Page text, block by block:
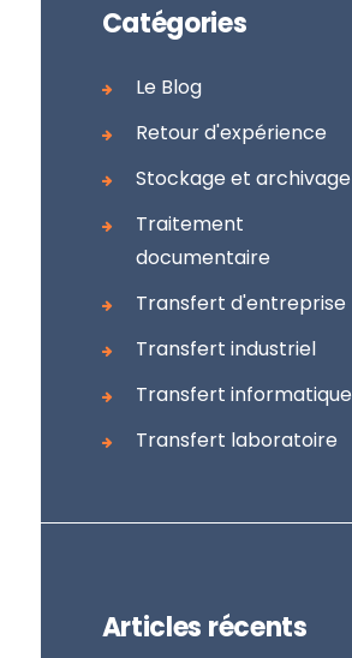
Catégories
Le Blog
Retour d'expérience
Stockage et archivage
Traitement
documentaire
Transfert d'entreprise
Transfert industriel
Transfert informatique
Transfert laboratoire
Articles récents